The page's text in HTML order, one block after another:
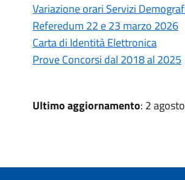
Variazione orari Servizi
Referedum 22 e 23 marzo 2026
Carta di Identità Elettronica
Prove Concorsi dal 2018 al 2025
Ultimo aggiornamento: 2